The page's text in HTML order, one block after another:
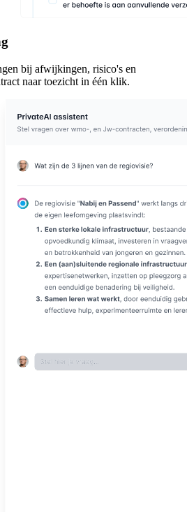
bij afwijkingen, risico's en
naar toezicht in één klik.